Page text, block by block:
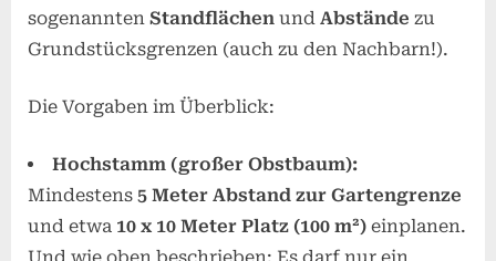
sogenannten Standflächen und Abstände zu
Grundstücksgrenzen (auch zu den Nachbarn!).
Die Vorgaben im Überblick:
Hochstamm (großer Obstbaum):
Mindestens 5 Meter Abstand zur Gartengrenze
und etwa 10 x 10 Meter Platz (100 m²) einplanen.